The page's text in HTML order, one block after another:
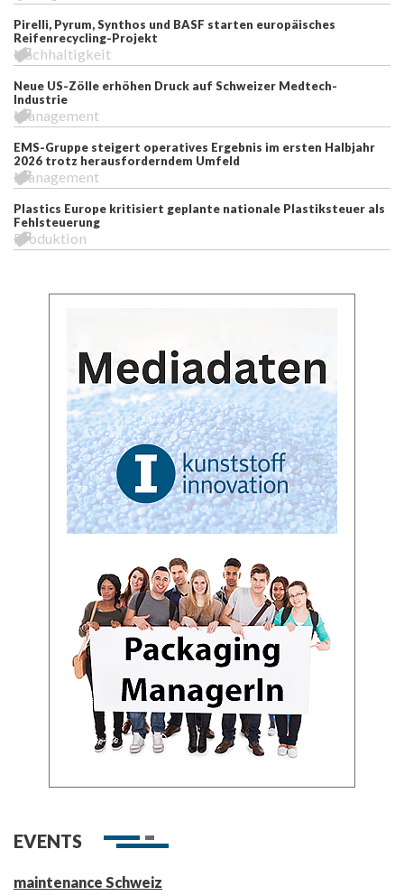
Pirelli, Pyrum, Synthos und BASF starten europäisches
Reifenrecycling-Projekt
Nachhaltigkeit
Neue US-Zölle erhöhen Druck auf Schweizer Medtech-
Industrie
Management
EMS-Gruppe steigert operatives Ergebnis im ersten Halbjahr
2026 trotz herausforderndem Umfeld
Management
Plastics Europe kritisiert geplante nationale Plastiksteuer als
Fehlsteuerung
Produktion
EVENTS
maintenance Schweiz